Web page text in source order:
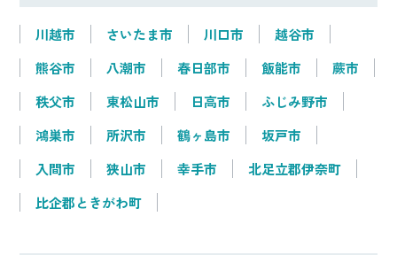
川越市 さいたま市 川口市
越谷市
熊谷市
八潮市 春日部市 飯能市
蕨市
秩父市
東松山市 日高市
ふじみ野市
鴻巣市
所沢市 鶴ヶ島市
坂戸市
入間市
狭山市 幸手市
北足立郡伊奈町
比企郡ときがわ町